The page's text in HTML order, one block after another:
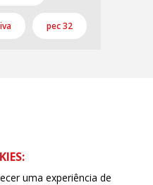
pec 32
uma experiência de